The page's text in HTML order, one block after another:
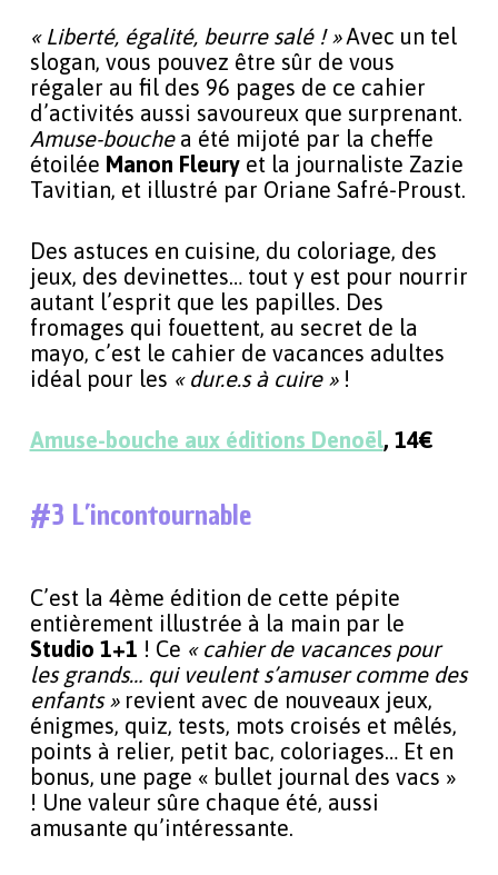
« Liberté, égalité, beurre salé ! »Avec un tel
slogan, vous pouvez être sûr de vous
régaler au fil des 96 pages de ce cahier
d’activités aussi savoureux que surprenant.
Amuse-bouchea été mijoté par la cheffe
étoilée Manon Fleuryet la journaliste Zazie
Tavitian, et illustré par Oriane Safré-Proust.
Des astuces en cuisine, du coloriage, des
jeux, des devinettes… tout y est pour nourrir
autant l’esprit que les papilles. Des
fromages qui fouettent, au secret de la
mayo, c’est le cahier de vacances adultes
idéal pour les « dur.e.s à cuire »!
Amuse-bouche aux éditions Denoël, 14€
#3 L’incontournable
C’est la 4ème édition de cette pépite
entièrement illustrée à la main par le
Studio 1+1 ! Ce « cahier de vacances pour
les grands… qui veulent s’amuser comme des
enfants » revient avec de nouveaux jeux,
énigmes, quiz, tests, mots croisés et mêlés,
points à relier, petit bac, coloriages… Et en
bonus, une page « bullet journal des vacs »
! Une valeur sûre chaque été, aussi
amusante qu’intéressante.